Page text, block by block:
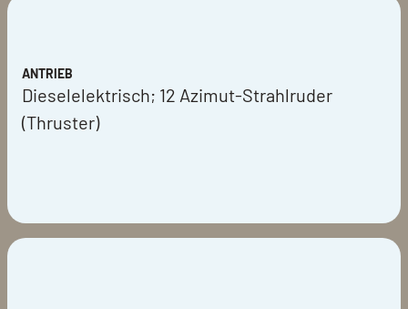
ANTRIEB
Dieselelektrisch; 12 Azimut-Strahlruder
(Thruster)